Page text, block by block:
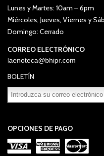
Lunes y Martes: 10am – 6pm
Miércoles, Jueves, Viernes y
Domingo: Cerrado
CORREO ELECTRÓNICO
laenoteca@bhipr.com
BOLETÍN
OPCIONES DE PAGO